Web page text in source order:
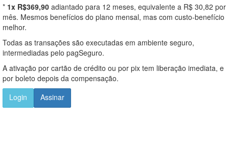
* 1x R$369,90 adiantado para 12 meses, equivalente a R$ 30,82 por
mês. Mesmos benefícios do plano mensal, mas com custo-benefício
melhor.
Todas as transações são executadas em ambiente seguro,
intermediadas pelo pagSeguro.
A ativação por cartão de crédito ou por pix tem liberação imediata, e
por boleto depois da compensação.
Login
Assinar